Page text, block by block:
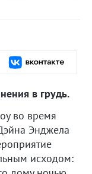
в грудь.
во время
Энджела
исходом: